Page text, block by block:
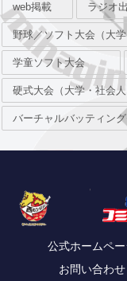
web掲載 ラジオ
野球／ソフト大会（大学
学童ソフト大会
硬式大会（大学・社会
バーチャルバッティン
公式ホームペー
お問い合わせ